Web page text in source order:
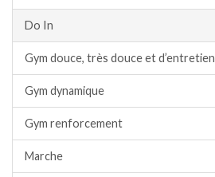
Do In
Gym douce, très douce et d’entretien
Gym dynamique
Gym renforcement
Marche